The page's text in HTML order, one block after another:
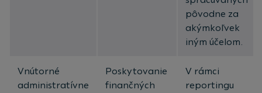
pôvodne za
akýmkoľvek
iným účelom.
Vnútorné
administratívne
Poskytovanie
finančných
V rámci
reportingu